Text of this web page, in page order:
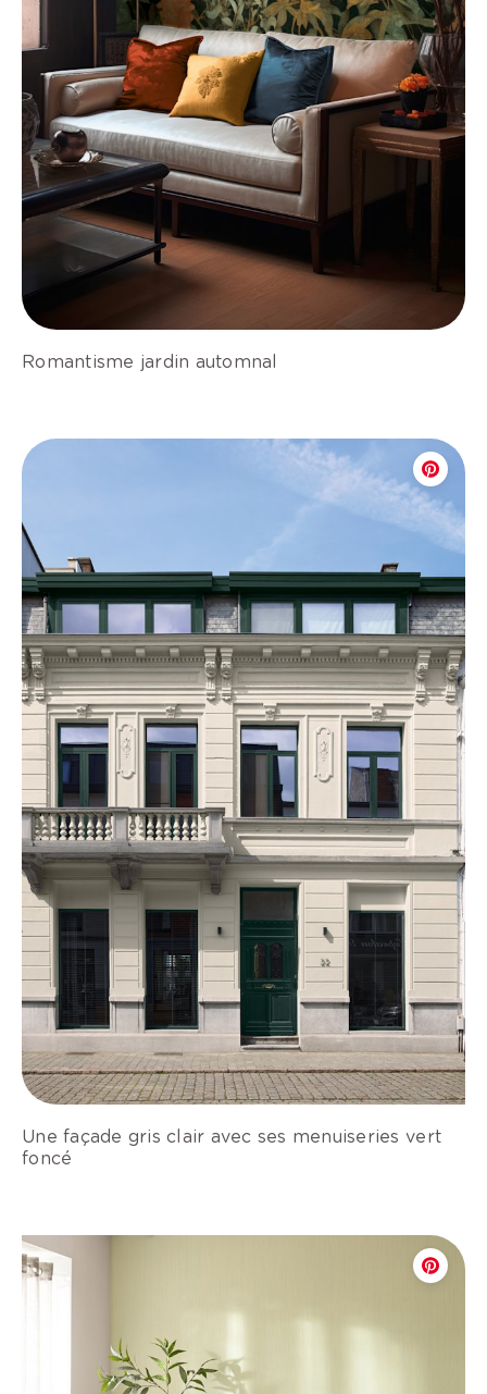
Romantisme jardin automnal
Une façade gris clair avec ses menuiseries vert
foncé